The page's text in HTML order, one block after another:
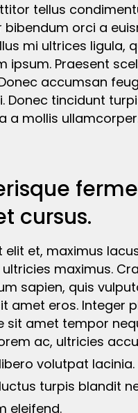
tellus
orci a
mi ultrices ligula,
ipsum. Praesent
accumsan
Donec tincidunt
a mollis
cursus.
et, maximus
maximus.
sapien, quis
amet eros. Integer
sit amet tempor
ac, ultricies
volutpat lacinia.
turpis blandit
eleifend.